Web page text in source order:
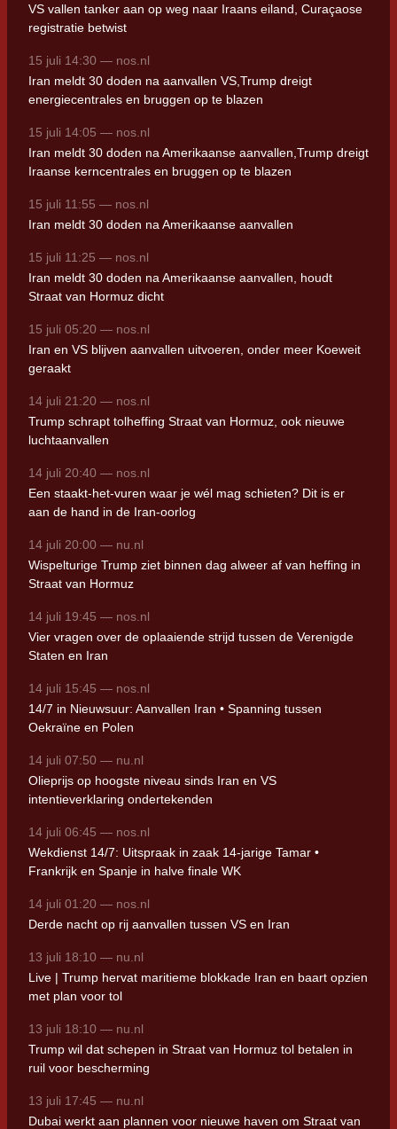
VS vallen tanker aan op weg naar Iraans eiland, Curaçaose
registratie betwist
15 juli 14:30 — nos.nl
Iran meldt 30 doden na aanvallen VS,Trump dreigt
energiecentrales en bruggen op te blazen
15 juli 14:05 — nos.nl
Iran meldt 30 doden na Amerikaanse aanvallen,Trump dreigt
Iraanse kerncentrales en bruggen op te blazen
15 juli 11:55 — nos.nl
Iran meldt 30 doden na Amerikaanse aanvallen
15 juli 11:25 — nos.nl
Iran meldt 30 doden na Amerikaanse aanvallen, houdt
Straat van Hormuz dicht
15 juli 05:20 — nos.nl
Iran en VS blijven aanvallen uitvoeren, onder meer Koeweit
geraakt
14 juli 21:20 — nos.nl
Trump schrapt tolheffing Straat van Hormuz, ook nieuwe
luchtaanvallen
14 juli 20:40 — nos.nl
Een staakt-het-vuren waar je wél mag schieten? Dit is er
aan de hand in de Iran-oorlog
14 juli 20:00 — nu.nl
Wispelturige Trump ziet binnen dag alweer af van heffing in
Straat van Hormuz
14 juli 19:45 — nos.nl
Vier vragen over de oplaaiende strijd tussen de Verenigde
Staten en Iran
14 juli 15:45 — nos.nl
14/7 in Nieuwsuur: Aanvallen Iran • Spanning tussen
Oekraïne en Polen
14 juli 07:50 — nu.nl
Olieprijs op hoogste niveau sinds Iran en VS
intentieverklaring ondertekenden
14 juli 06:45 — nos.nl
Wekdienst 14/7: Uitspraak in zaak 14-jarige Tamar •
Frankrijk en Spanje in halve finale WK
14 juli 01:20 — nos.nl
Derde nacht op rij aanvallen tussen VS en Iran
13 juli 18:10 — nu.nl
Live | Trump hervat maritieme blokkade Iran en baart opzien
met plan voor tol
13 juli 18:10 — nu.nl
Trump wil dat schepen in Straat van Hormuz tol betalen in
ruil voor bescherming
13 juli 17:45 — nu.nl
Dubai werkt aan plannen voor nieuwe haven om Straat van